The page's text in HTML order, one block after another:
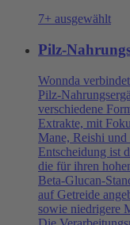
7+ ausgewählt
Pilz-
Wonnda
Pilz-
verschiedene
Extrakte, mit
Mane, Reishi
Entscheidung ist
die für ihren
Beta-Glucan-
auf Getreide
sowie niedrigere